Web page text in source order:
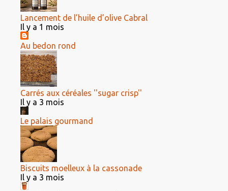
Lancement de l’huile d’olive Cabral
Il y a 1 mois
Au bedon rond
Carrés aux céréales ''sugar crisp''
Il y a 3 mois
Le palais gourmand
Biscuits moelleux à la cassonade
Il y a 3 mois